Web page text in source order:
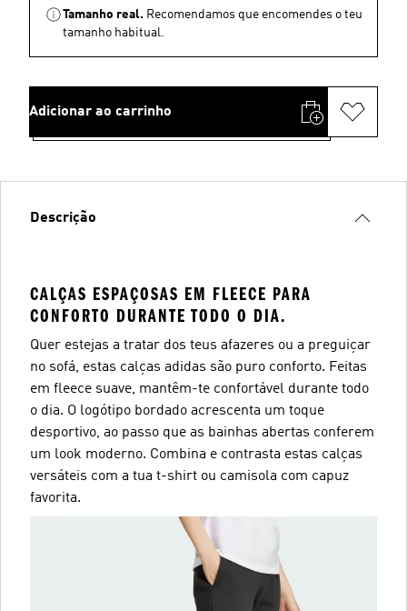
Tamanho real. Recomendamos que encomendes o teu
tamanho habitual.
Adicionar ao carrinho
Descrição
CALÇAS ESPAÇOSAS EM FLEECE PARA
CONFORTO DURANTE TODO O DIA.
Quer estejas a tratar dos teus afazeres ou a preguiçar
no sofá, estas calças adidas são puro conforto. Feitas
em fleece suave, mantêm-te confortável durante todo
o dia. O logótipo bordado acrescenta um toque
desportivo, ao passo que as bainhas abertas conferem
um look moderno. Combina e contrasta estas calças
versáteis com a tua t-shirt ou camisola com capuz
favorita.